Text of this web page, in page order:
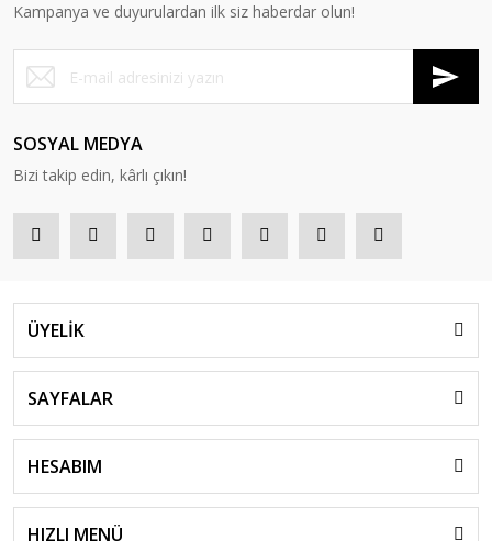
Kampanya ve duyurulardan ilk siz haberdar olun!
SOSYAL MEDYA
Bizi takip edin, kârlı çıkın!
ÜYELİK
SAYFALAR
HESABIM
HIZLI MENÜ